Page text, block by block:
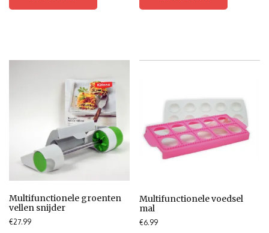
Multifunctionele groenten
vellen snijder
€27.99
Multifunctionele voedsel
mal
€6.99